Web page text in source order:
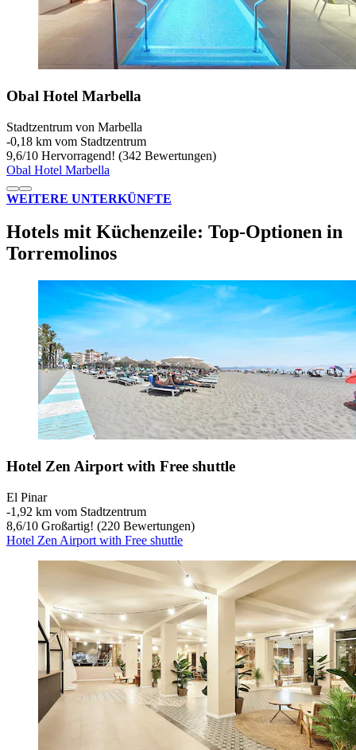
Obal Hotel Marbella
Stadtzentrum von Marbella
‐0,18 km vom Stadtzentrum
9,6/10 Hervorragend! (342 Bewertungen)
Obal Hotel Marbella
WEITERE UNTERKÜNFTE
Hotels mit Küchenzeile: Top-Optionen in
Torremolinos
Hotel Zen Airport with Free shuttle
El Pinar
‐1,92 km vom Stadtzentrum
8,6/10 Großartig! (220 Bewertungen)
Hotel Zen Airport with Free shuttle